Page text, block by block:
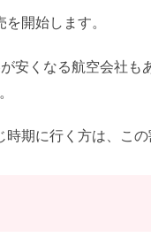
開始します。
安くなる航空会社も
期に行く方は、この